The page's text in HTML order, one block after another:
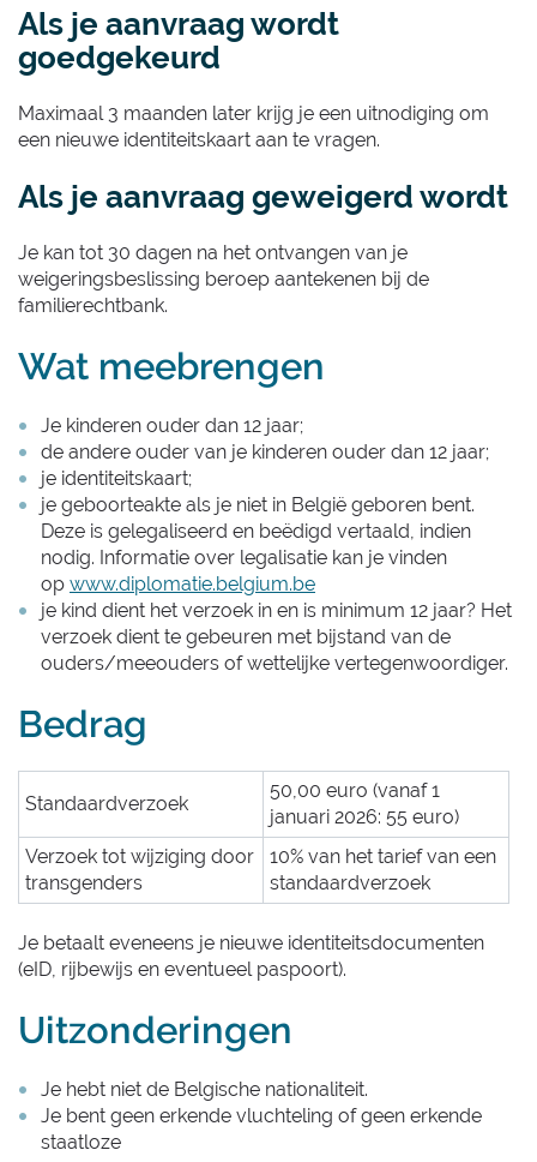
Als je aanvraag wordt
goedgekeurd
Maximaal 3 maanden later krijg je een uitnodiging om
een nieuwe identiteitskaart aan te vragen.
Als je aanvraag geweigerd wordt
Je kan tot 30 dagen na het ontvangen van je
weigeringsbeslissing beroep aantekenen bij de
familierechtbank.
Wat meebrengen
Je kinderen ouder dan 12 jaar;
de andere ouder van je kinderen ouder dan 12 jaar;
je identiteitskaart;
je geboorteakte als je niet in België geboren bent.
Deze is gelegaliseerd en beëdigd vertaald, indien
nodig. Informatie over legalisatie kan je vinden
op www.diplomatie.belgium.be
je kind dient het verzoek in en is minimum 12 jaar? Het
verzoek dient te gebeuren met bijstand van de
ouders/meeouders of wettelijke vertegenwoordiger.
Bedrag
Standaardverzoek
50,00 euro (vanaf 1
januari 2026: 55 euro)
Verzoek tot wijziging door
transgenders
10% van het tarief van een
standaardverzoek
Je betaalt eveneens je nieuwe identiteitsdocumenten
(eID, rijbewijs en eventueel paspoort).
Uitzonderingen
Je hebt niet de Belgische nationaliteit.
Je bent geen erkende vluchteling of geen erkende
staatloze